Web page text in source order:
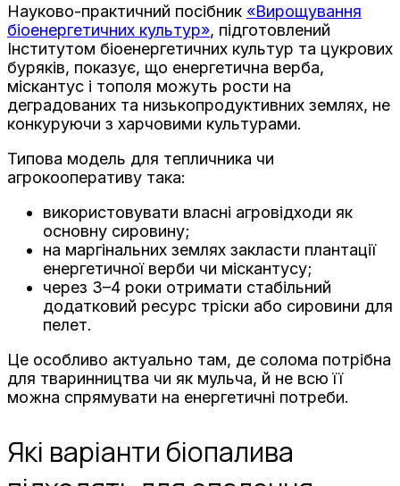
Науково-практичний посібник «Вирощування
біоенергетичних культур», підготовлений
Інститутом біоенергетичних культур та цукрових
буряків, показує, що енергетична верба,
міскантус і тополя можуть рости на
деградованих та низькопродуктивних землях, не
конкуруючи з харчовими культурами.
Типова модель для тепличника чи
агрокооперативу така:
використовувати власні агровідходи як
основну сировину;
на маргінальних землях закласти плантації
енергетичної верби чи міскантусу;
через 3–4 роки отримати стабільний
додатковий ресурс тріски або сировини для
пелет.
Це особливо актуально там, де солома потрібна
для тваринництва чи як мульча, й не всю її
можна спрямувати на енергетичні потреби.
Які варіанти біопалива